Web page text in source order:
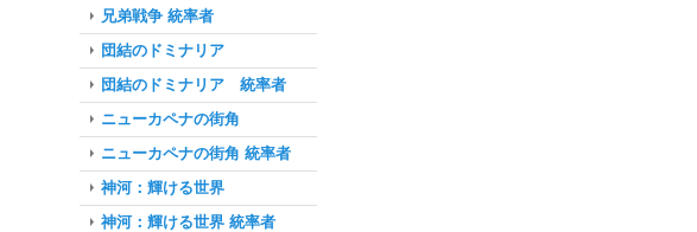
兄弟戦争 統率者
団結のドミナリア
団結のドミナリア 統率者
ニューカペナの街角
ニューカペナの街角 統率者
神河：輝ける世界
神河：輝ける世界 統率者